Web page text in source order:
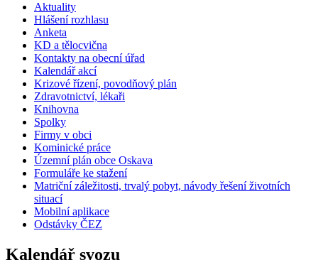
Aktuality
Hlášení rozhlasu
Anketa
KD a tělocvična
Kontakty na obecní úřad
Kalendář akcí
Krizové řízení, povodňový plán
Zdravotnictví, lékaři
Knihovna
Spolky
Firmy v obci
Kominické práce
Územní plán obce Oskava
Formuláře ke stažení
Matriční záležitosti, trvalý pobyt, návody řešení životních
situací
Mobilní aplikace
Odstávky ČEZ
Kalendář svozu